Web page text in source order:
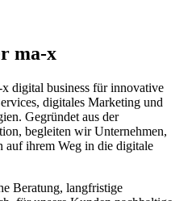
ma-x
x digital business für innovative
digitales Marketing und
Gegründet aus der
begleiten wir Unternehmen,
auf ihrem Weg in die digitale
Beratung, langfristige